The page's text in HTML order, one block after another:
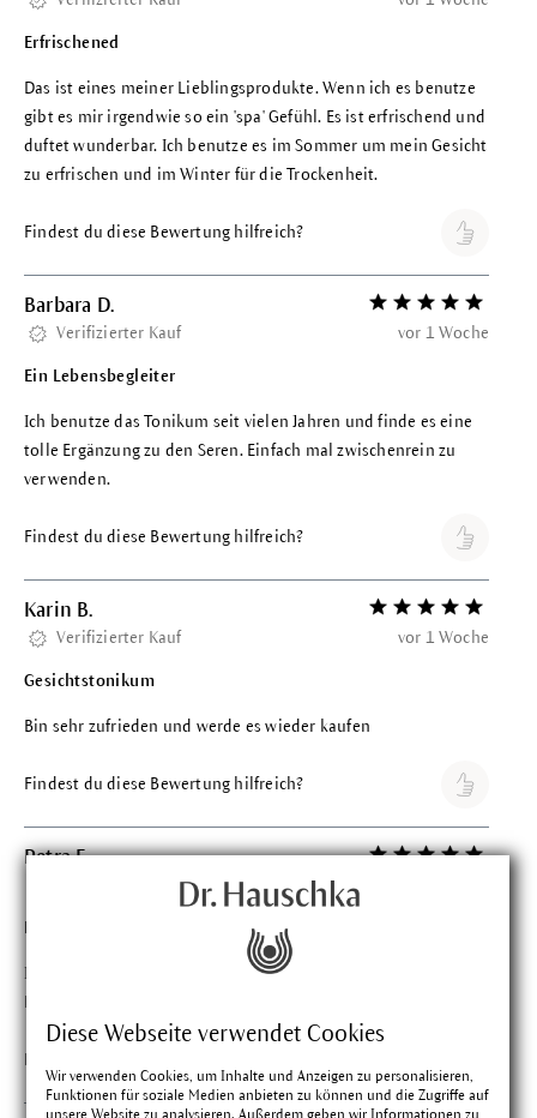
Diese Webseite verwendet Cookies
Wir verwenden Cookies, um Inhalte und Anzeigen zu personalisieren,
Funktionen für soziale Medien anbieten zu können und die Zugriffe auf
unsere Website zu analysieren. Außerdem geben wir Informationen zu
Erfrischened
Das ist eines meiner Lieblingsprodukte. Wenn ich es benutze
gibt es mir irgendwie so ein 'spa' Gefühl. Es ist erfrischend und
duftet wunderbar. Ich benutze es im Sommer um mein Gesicht
zu erfrischen und im Winter für die Trockenheit.
Findest du diese Bewertung hilfreich?
Barbara D. Bewertung mit 5
Verifizierter Kauf vor 1 Woche
Ein Lebensbegleiter
Ich benutze das Tonikum seit vielen Jahren und finde es eine
tolle Ergänzung zu den Seren. Einfach mal zwischenrein zu
verwenden.
Findest du diese Bewertung hilfreich?
Karin B. Bewertung mit 5
Verifizierter Kauf vor 1 Woche
Gesichtstonikum
Bin sehr zufrieden und werde es wieder kaufen
Findest du diese Bewertung hilfreich?
Petra F. Bewertung mit 5
Verifizierter Kauf
Erfrischend
Ich bin su per zufrieden, im Moment steht das tonik im
Kühlschrank, es ist toll an heissen Tagen
Findest du diese Bewertung hilfreich?